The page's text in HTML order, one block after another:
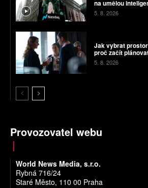
na umělou
5. 8. 2026
Jak vybrat
proč začít
5. 8. 2026
Provozovatel webu
World News Media, s.r.o.
Rybná 716/24
Staré Město, 110 00 Praha